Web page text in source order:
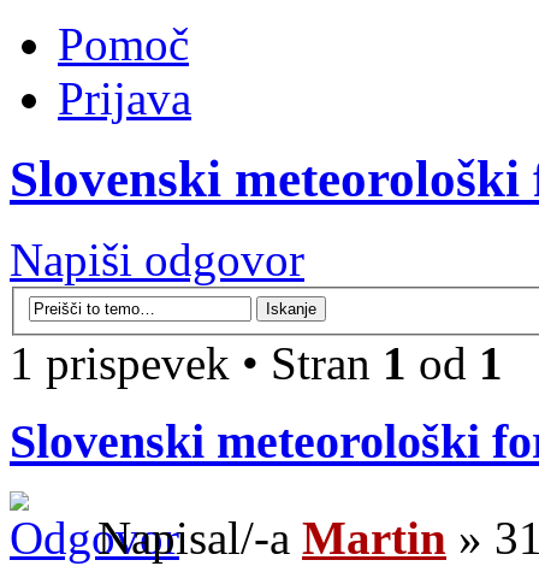
Pomoč
Prijava
Slovenski
Napiši odgovor
1 prispevek • Stran 1 od 1
Slovenski meteorološki
Napisal/-a Martin »